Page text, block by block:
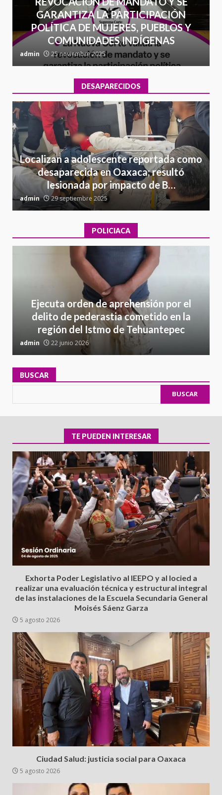
GARANTIZA LA PARTICIPACIÓN
POLÍTICA DE MUJERES, PUEBLOS Y
COMUNIDADES INDÍGENAS
admin 25 noviembre 2025
DESAPARECIDOS
Localizan a adolescente reportada como
desaparecida en Oaxaca; resultó
lesionada por impacto de B…
admin 29 septiembre 2025
POLICIACA
Ejecuta orden de aprehensión por el
delito de pederastia cometido en la
región del Istmo de Tehuantepec
admin 22 junio 2026
BUSCAR
BUSCAR
TE PUEDEN INTERESAR
Exhorta Poder Legislativo al IEEPO y al Iocied a
realizar una evaluación técnica y estructural integral
de las instalaciones de la Escuela Secundaria General
Moisés Sáenz Garza
5 agosto 2026
Ciudad Salud: justicia social para Oaxaca
5 agosto 2026